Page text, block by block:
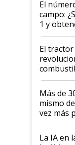
un
El
campo:
1 y
hasta
El
que
lo último
Más de
mismo
vez más
tierra?
La IA en